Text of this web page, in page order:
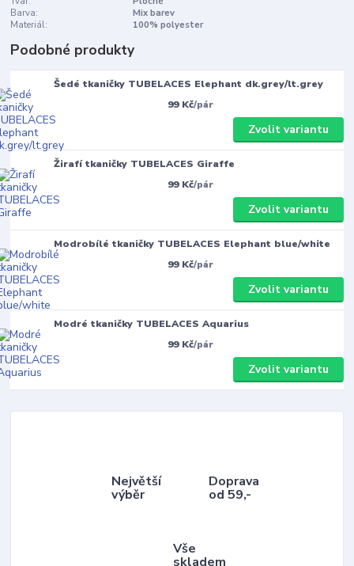
Barva:
Mix barev
Materiál:
100% polyester
Podobné produkty
Šedé tkaničky TUBELACES Elephant dk.grey/lt.grey
99 Kč/pár
Zvolit variantu
Žirafí tkaničky TUBELACES Giraffe
99 Kč/pár
Zvolit variantu
Modrobílé tkaničky TUBELACES Elephant blue/white
99 Kč/pár
Zvolit variantu
Modré tkaničky TUBELACES Aquarius
99 Kč/pár
Zvolit variantu
Největší
výběr
Doprava
od 59,-
Vše
skladem